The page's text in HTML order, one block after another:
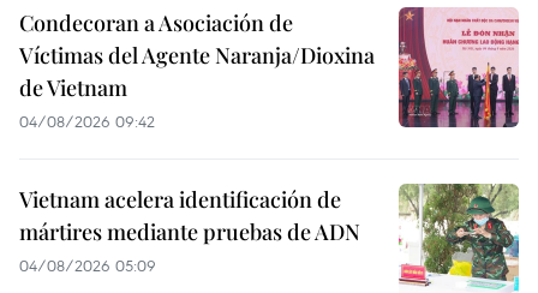
Condecoran a Asociación de
Víctimas del Agente Naranja/Dioxina
de Vietnam
04/08/2026 09:42
Vietnam acelera identificación de
mártires mediante pruebas de ADN
04/08/2026 05:09